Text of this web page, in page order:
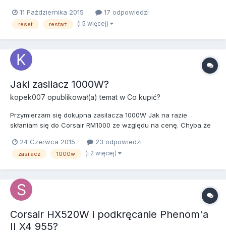
nieznanych mi przyczyn komputer się wyłączył (po kilku
sekundach wstał ponownie) myślałem,ze to chwilowa awraria
11 Października 2015 17 odpowiedzi
reset restart (i 5 więcej)
Jaki zasilacz 1000W?
kopek007 opublikował(a) temat w Co kupić?
Przymierzam się dokupna zasilacza 1000W Jak na razie
skłaniam się do Corsair RM1000 ze względu na cenę. Chyba że
24 Czerwca 2015
23 odpowiedzi
zasilacz 1000w (i 2 więcej)
Corsair HX520W i podkręcanie Phenom'a
II X4 955?